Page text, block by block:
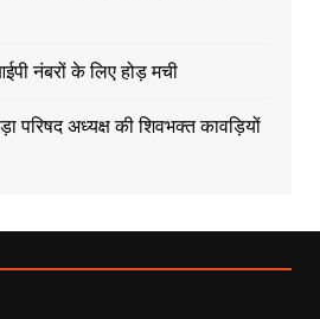
नंबरों के लिए होड़ मची
अध्यक्ष की शिवभक्त कावड़ियों